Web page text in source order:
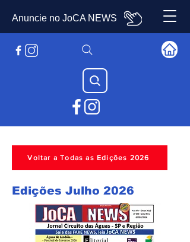
Anuncie no JoCA NEWS
Voltar a Todas as Edições 2026
Edições Julho 2026